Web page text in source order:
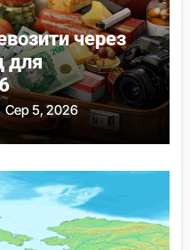
через
для
Сер 5, 2026